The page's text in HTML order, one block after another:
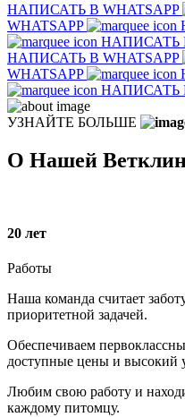
НАПИСАТЬ В WHATSAPP
WHATSAPP
НАПИСАТЬ
НАПИСАТЬ В WHATSAPP
WHATSAPP
НАПИСАТЬ
УЗНАЙТЕ БОЛЬШЕ
О Нашей
20 лет
Работы
Наша команда считает
приоритетной задачей.
Обеспечиваем
доступные цены и высокий
Любим свою работу и
каждому питомцу.